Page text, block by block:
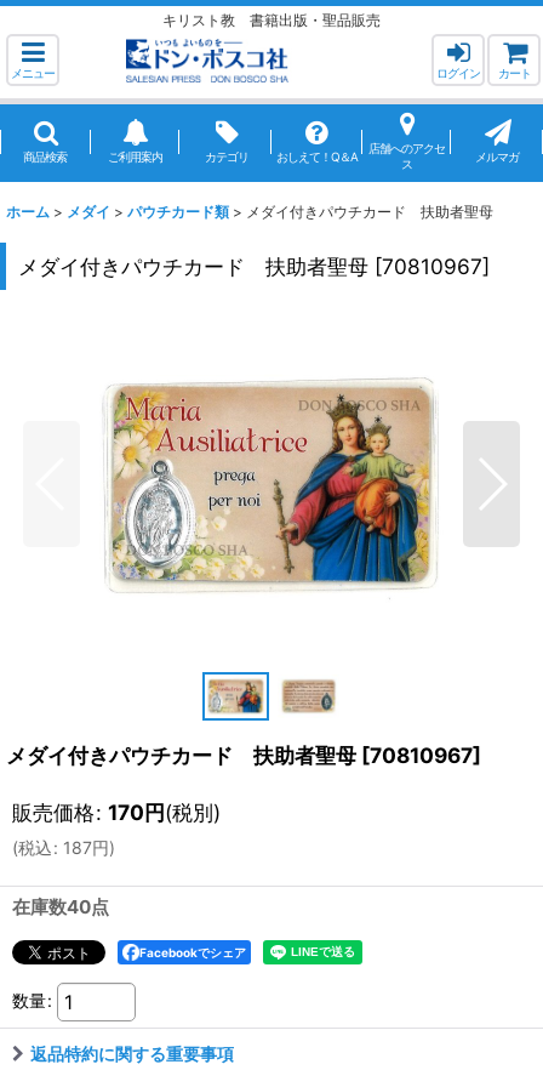
キリスト教 書籍出版・聖品販売
メニュー ログイン カート
商品検索 ご利用案内 カテゴリ おしえて！Q＆A
店舗へのアクセ
ス
メルマガ
ホーム > メダイ > パウチカード類 > メダイ付きパウチカード 扶助者聖母
メダイ付きパウチカード 扶助者聖母 [70810967]
メダイ付きパウチカード 扶助者聖母 [70810967]
販売価格: 170円(税別)
(税込: 187円)
在庫数40点
Facebookでシェア
数量:
返品特約に関する重要事項